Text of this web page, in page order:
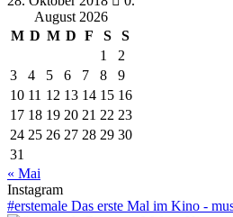
August 2026
M D M D F S
S
1
2
3
4 5 6 7 8
9
10 11 12 13 14 15 16
17 18 19 20 21 22 23
24 25 26 27 28 29 30
31
« Mai
Instagram
#erstemale Das erste Mal im Kino -